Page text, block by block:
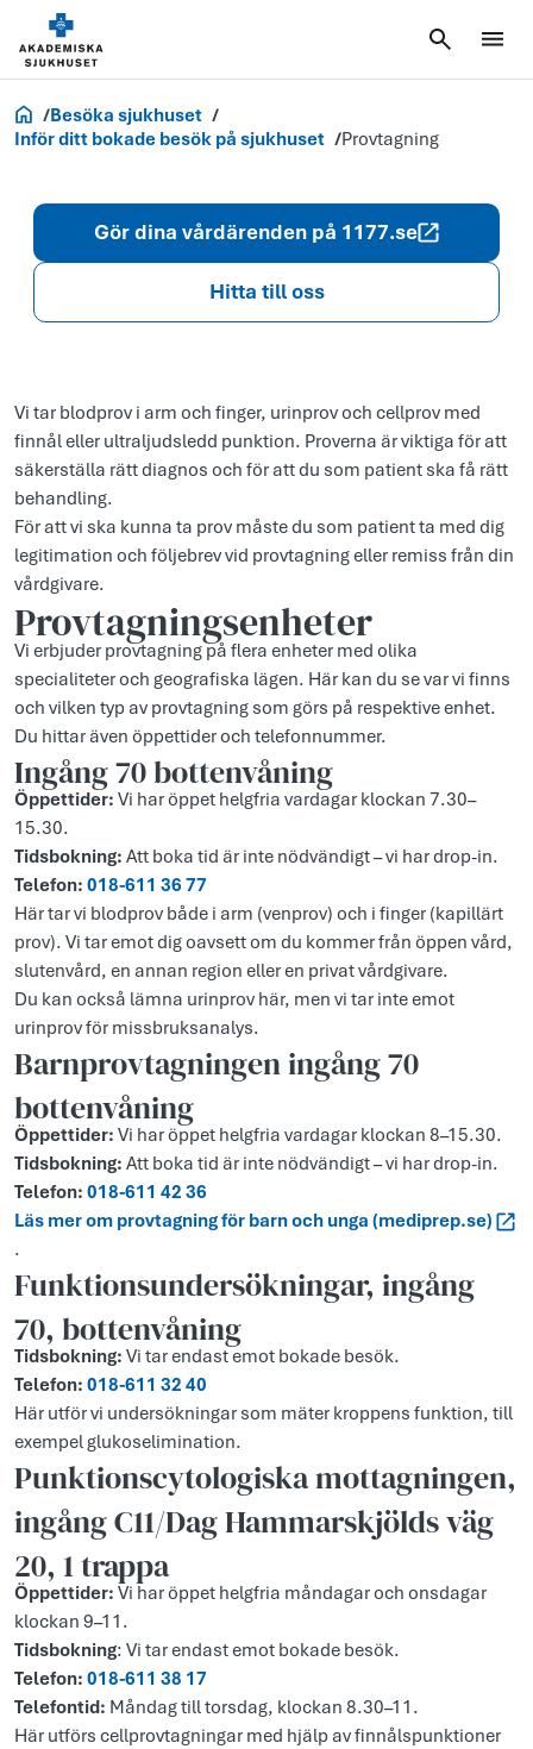
Akademiska.se
Besöka sjukhuset
Inför ditt bokade besök på sjukhuset
Provtagning
Gör dina vårdärenden på 1177.se
Hitta till oss
Vi tar blodprov i arm och finger, urinprov och cellprov med
finnål eller ultraljudsledd punktion. Proverna är viktiga för att
säkerställa rätt diagnos och för att du som patient ska få rätt
behandling.
För att vi ska kunna ta prov måste du som patient ta med dig
legitimation och följebrev vid provtagning eller remiss från din
vårdgivare.
Provtagningsenheter
Vi erbjuder provtagning på flera enheter med olika
specialiteter och geografiska lägen. Här kan du se var vi finns
och vilken typ av provtagning som görs på respektive enhet.
Du hittar även öppettider och telefonnummer.
Ingång 70 bottenvåning
Öppettider: Vi har öppet helgfria vardagar klockan 7.30–
15.30.
Tidsbokning: Att boka tid är inte nödvändigt – vi har drop-in.
Telefon: 018-611 36 77
Här tar vi blodprov både i arm (venprov) och i finger (kapillärt
prov). Vi tar emot dig oavsett om du kommer från öppen vård,
slutenvård, en annan region eller en privat vårdgivare.
Du kan också lämna urinprov här, men vi tar inte emot
urinprov för missbruksanalys.
Barnprovtagningen ingång 70
bottenvåning
Öppettider: Vi har öppet helgfria vardagar klockan 8–15.30.
Tidsbokning: Att boka tid är inte nödvändigt – vi har drop-in.
Telefon: 018-611 42 36
Läs mer om provtagning för barn och unga (mediprep.se)
.
Funktionsundersökningar, ingång
70, bottenvåning
Tidsbokning: Vi tar endast emot bokade besök.
Telefon: 018-611 32 40
Här utför vi undersökningar som mäter kroppens funktion, till
exempel glukoselimination.
Punktionscytologiska mottagningen,
ingång C11/Dag Hammarskjölds väg
20, 1 trappa
Öppettider: Vi har öppet helgfria måndagar och onsdagar
klockan 9–11.
Tidsbokning: Vi tar endast emot bokade besök.
Telefon: 018-611 38 17
Telefontid: Måndag till torsdag, klockan 8.30–11.
Här utförs cellprovtagningar med hjälp av finnålspunktioner